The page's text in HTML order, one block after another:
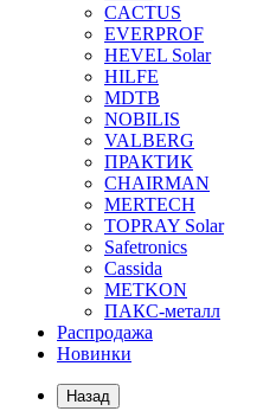
CACTUS
EVERPROF
HEVEL Solar
HILFE
MDTB
NOBILIS
VALBERG
ПРАКТИК
CHAIRMAN
MERTECH
TOPRAY Solar
Safetronics
Cassida
METKON
ПАКС-металл
Распродажа
Новинки
Назад